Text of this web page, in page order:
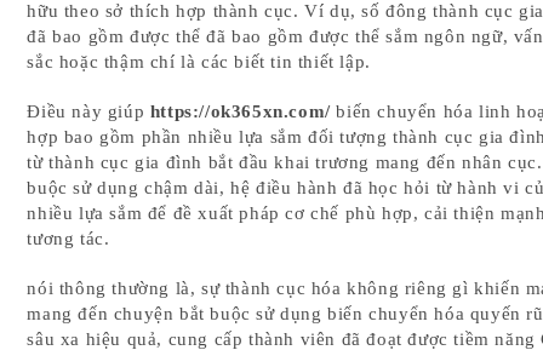
hữu theo sở thích hợp thành cục. Ví dụ, số đông thành cục
đã bao gồm được thể đã bao gồm được thể sắm ngôn ngữ,
sắc hoặc thậm chí là các biết tin thiết lập.
Điều này giúp https://ok365xn.com/biến chuyển hóa linh
hợp bao gồm phần nhiều lựa sắm đối tượng thành cục gia
từ thành cục gia đình bắt đầu khai trương mang đến nhân
buộc sử dụng chậm dài, hệ điều hành đã học hỏi từ hành vi
nhiều lựa sắm để đề xuất pháp cơ chế phù hợp, cải thiện
tương tác.
nói thông thường là, sự thành cục hóa không riêng gì khiến
mang đến chuyện bắt buộc sử dụng biến chuyển hóa quyến
sâu xa hiệu quả, cung cấp thành viên đã đoạt được tiềm năng